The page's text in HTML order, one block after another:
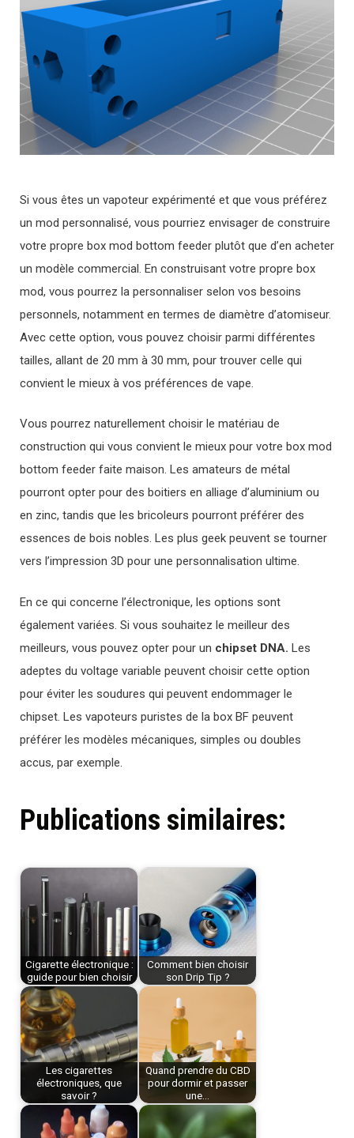
Si vous êtes un vapoteur expérimenté et que vous préférez
un mod personnalisé, vous pourriez envisager de construire
votre propre box mod bottom feeder plutôt que d’en acheter
un modèle commercial. En construisant votre propre box
mod, vous pourrez la personnaliser selon vos besoins
personnels, notamment en termes de diamètre d’atomiseur.
Avec cette option, vous pouvez choisir parmi différentes
tailles, allant de 20 mm à 30 mm, pour trouver celle qui
convient le mieux à vos préférences de vape.
Vous pourrez naturellement choisir le matériau de
construction qui vous convient le mieux pour votre box mod
bottom feeder faite maison. Les amateurs de métal
pourront opter pour des boitiers en alliage d’aluminium ou
en zinc, tandis que les bricoleurs pourront préférer des
essences de bois nobles. Les plus geek peuvent se tourner
vers l’impression 3D pour une personnalisation ultime.
En ce qui concerne l’électronique, les options sont
également variées. Si vous souhaitez le meilleur des
meilleurs, vous pouvez opter pour un chipset DNA. Les
adeptes du voltage variable peuvent choisir cette option
pour éviter les soudures qui peuvent endommager le
chipset. Les vapoteurs puristes de la box BF peuvent
préférer les modèles mécaniques, simples ou doubles
accus, par exemple.
Publications similaires:
Cigarette électronique :
guide pour bien choisir
Comment bien choisir
son Drip Tip ?
Les cigarettes
électroniques, que
savoir ?
Quand prendre du CBD
pour dormir et passer
une…